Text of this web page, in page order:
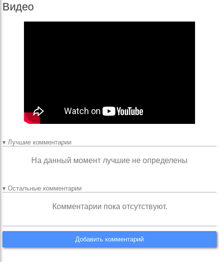
Видео
▾ Лучшие комментарии
На данный момент лучшие не определены
▾ Остальные комментарии
Комментарии пока отсутствуют.
Добавить комментарий